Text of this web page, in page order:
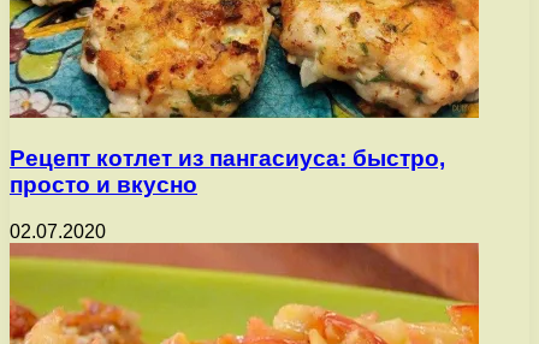
Рецепт котлет из пангасиуса: быстро,
просто и вкусно
02.07.2020